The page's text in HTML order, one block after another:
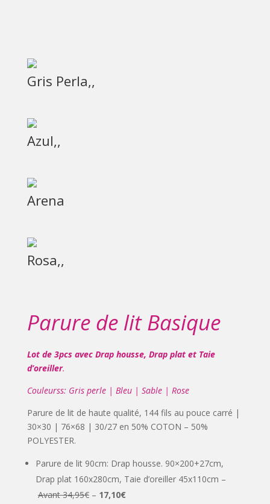
Gris Perla,,
Azul,,
Arena
Rosa,,
Parure de lit Basique
Lot de 3pcs avec Drap housse, Drap plat et Taie
d’oreiller.
Couleurss: Gris perle | Bleu | Sable | Rose
Parure de litde haute qualité, 144 fils au pouce carré |
30×30 | 76×68 | 30/27 en 50% COTON – 50%
POLYESTER.
Parure de lit90cm: Drap housse. 90×200+27cm,
Drap plat 160x280cm, Taie d’oreiller 45x110cm –
Avant 34,95€– 17,10€